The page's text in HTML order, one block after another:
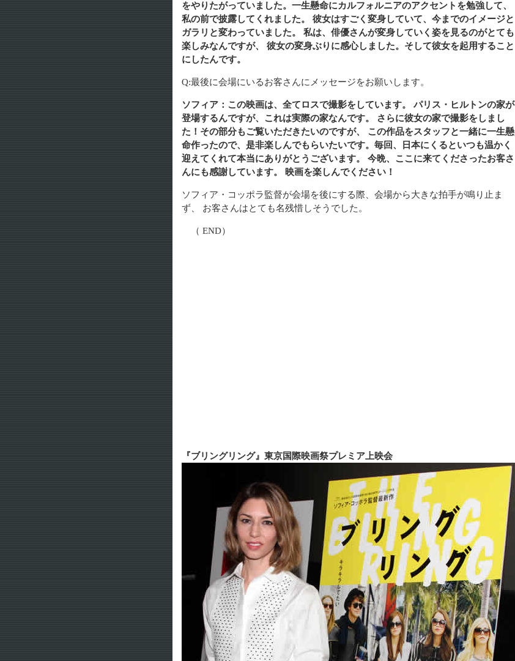
をやりたがっていました。一生懸命にカルフォルニアのアクセントを勉強して、
私の前で披露してくれました。 彼女はすごく変身していて、今までのイメージと
ガラリと変わっていました。 私は、俳優さんが変身していく姿を見るのがとても
楽しみなんですが、 彼女の変身ぶりに感心しました。そして彼女を起用すること
にしたんです。
Q:最後に会場にいるお客さんにメッセージをお願いします。
ソフィア：この映画は、全てロスで撮影をしています。 パリス・ヒルトンの家が
登場するんですが、これは実際の家なんです。 さらに彼女の家で撮影をしまし
た！その部分もご覧いただきたいのですが、 この作品をスタッフと一緒に一生懸
命作ったので、是非楽しんでもらいたいです。毎回、日本にくるといつも温かく
迎えてくれて本当にありがとうございます。 今晩、ここに来てくださったお客さ
んにも感謝しています。 映画を楽しんでください！
ソフィア・コッポラ監督が会場を後にする際、会場から大きな拍手が鳴り止ま
ず、 お客さんはとても名残惜しそうでした。
（ END）
『ブリングリング』東京国際映画祭プレミア上映会